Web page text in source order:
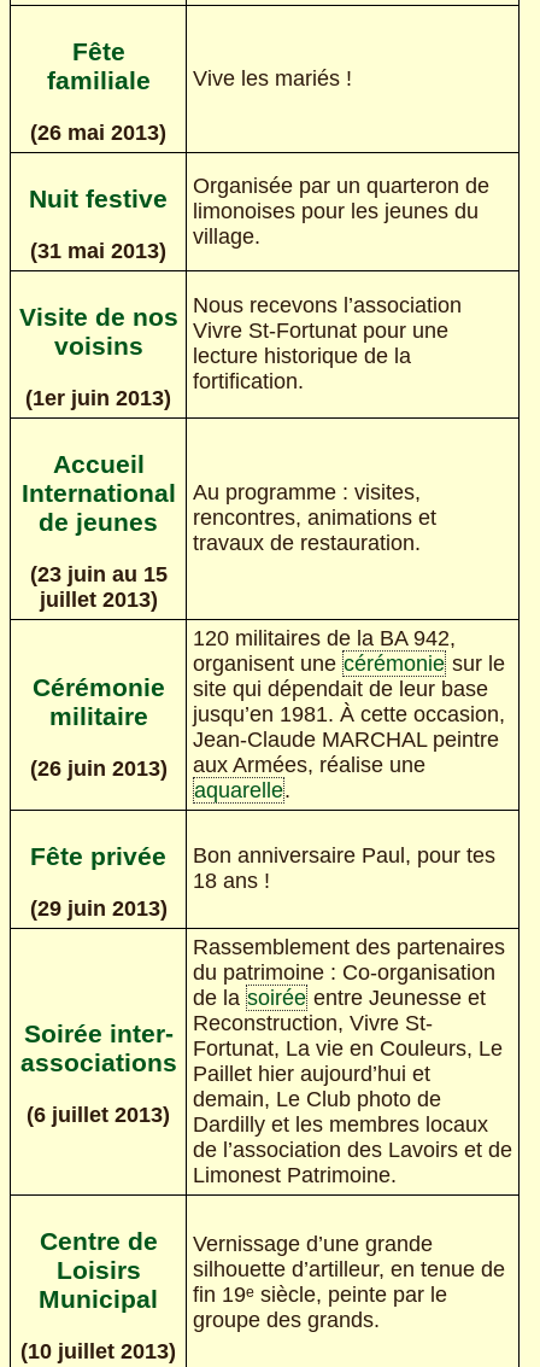
Fête
familiale
(26 mai 2013)
Vive les mariés !
Nuit festive
(31 mai 2013)
Organisée par un quarteron de
limonoises pour les jeunes du
village.
Visite de nos
voisins
(1er juin 2013)
Nous recevons l’association
Vivre St-Fortunat pour une
lecture historique de la
fortification.
Accueil
International
de jeunes
(23 juin au 15
juillet 2013)
Au programme : visites,
rencontres, animations et
travaux de restauration.
Cérémonie
militaire
(26 juin 2013)
120 militaires de la BA 942,
organisent une cérémonie sur le
site qui dépendait de leur base
jusqu’en 1981. À cette occasion,
Jean-Claude MARCHAL peintre
aux Armées, réalise une
aquarelle.
Fête privée
(29 juin 2013)
Bon anniversaire Paul, pour tes
18 ans !
Soirée inter-
associations
(6 juillet 2013)
Rassemblement des partenaires
du patrimoine : Co-organisation
de la soirée entre Jeunesse et
Reconstruction, Vivre St-
Fortunat, La vie en Couleurs, Le
Paillet hier aujourd’hui et
demain, Le Club photo de
Dardilly et les membres locaux
de l’association des Lavoirs et de
Limonest Patrimoine.
Centre de
Loisirs
Municipal
(10 juillet 2013)
Vernissage d’une grande
silhouette d’artilleur, en tenue de
fin 19ᵉ siècle, peinte par le
groupe des grands.